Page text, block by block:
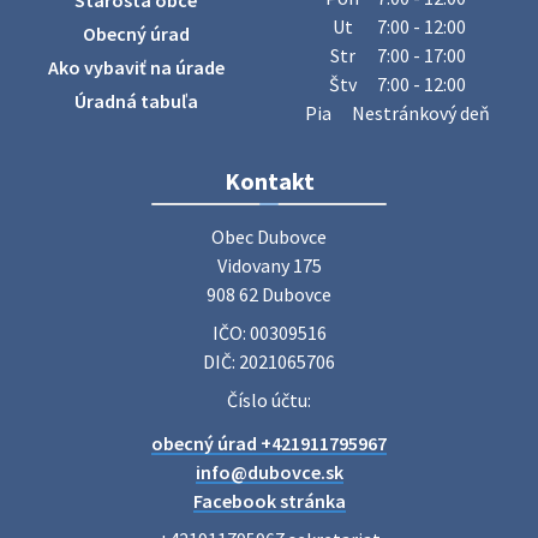
sa v našej obci uskutoční zber železa. Pracovníci Obecného
úradu budú od 8.00 hod. prechádzať obcou a zbierať
železný odpad …
27. júla 2026 06:31
Zájazd do Veľkého Medera
Základná organizácia Únie žien Slovenska Dubovce
srdečne pozýva svoje členky, ich rodinných príslušníkov aj
priateľov na jednodňový zájazd na termálne kúpalisko
Poradne komplexnej pomoci
diskrétne komplexné odborné poradenstvo. Tím
odborníkov Vám pomôžte nájsť riešenie v piatich kľúčových
oblastiach: právo rodina a v…
Obecný úrad
Ako vybaviť na úrade
Úradná tabuľa
Ut
7:00 - 12:00
Str
7:00 - 17:00
Štv
7:00 - 12:00
Pia
Nestránkový deň
Kontakt
Obec Dubovce
Vidovany 175
908 62 Dubovce
IČO: 00309516
DIČ: 2021065706
Číslo účtu:
obecný úrad +421911795967
info@dubovce.sk
Facebook stránka